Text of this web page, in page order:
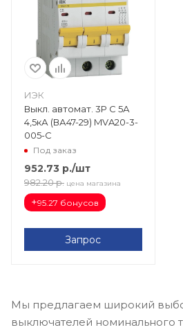
ИЭК
Выкл. автомат. 3Р С 5А
4,5кА (ВА47-29) MVA20-3-
005-C
Под заказ
952.73 р./шт
982.20 р. цена магазина
+95.27 бонусов
Запрос
Мы предлагаем широкий
выключателей номинального